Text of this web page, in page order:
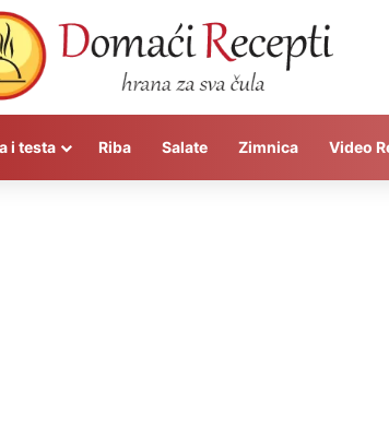
i testa Riba Salate Zimnica Video